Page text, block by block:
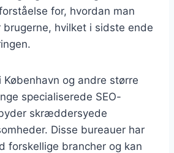
for, hvordan man
hvilket i sidste ende
København og andre større
specialiserede SEO-
skræddersyede
Disse bureauer har
forskellige brancher og kan